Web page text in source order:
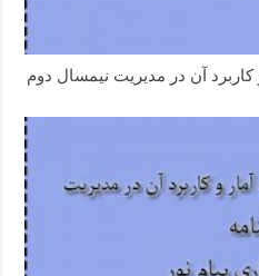
کاربرد آن در مدیریت نیمسال دوم